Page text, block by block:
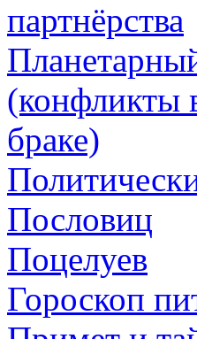
партнёрства
(конфликты
браке)
Пословиц
Поцелуев
Гороскоп